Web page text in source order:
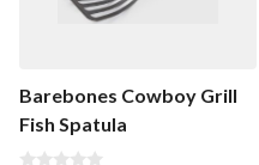
Barebones Cowboy Grill
Fish Spatula